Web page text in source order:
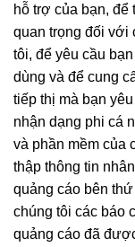
hỗ trợ của bạn, để
quan trọng đối với
tôi, để yêu cầu
dùng và để cung
tiếp thị mà bạn
nhận dạng phi cá
và phần mềm của
thập thông tin
quảng cáo bên
chúng tôi các báo
quảng cáo đã